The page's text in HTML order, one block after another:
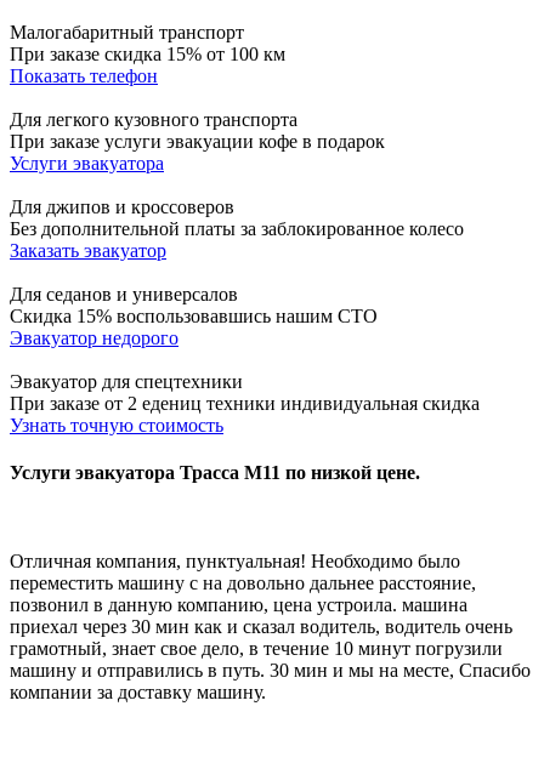
Малогабаритный транспорт
При заказе скидка 15% от 100 км
Показать телефон
Для легкого кузовного транспорта
При заказе услуги эвакуации кофе в подарок
Услуги эвакуатора
Для джипов и кроссоверов
Без дополнительной платы за заблокированное колесо
Заказать эвакуатор
Для седанов и универсалов
Скидка 15% воспользовавшись нашим СТО
Эвакуатор недорого
Эвакуатор для спецтехники
При заказе от 2 едениц техники индивидуальная скидка
Узнать точную стоимость
Услуги эвакуатора Трасса М11 по низкой цене.
Отличная компания, пунктуальная! Необходимо было
переместить машину с на довольно дальнее расстояние,
позвонил в данную компанию, цена устроила. машина
приехал через 30 мин как и сказал водитель, водитель очень
грамотный, знает свое дело, в течение 10 минут погрузили
машину и отправились в путь. 30 мин и мы на месте, Спасибо
компании за доставку машину.